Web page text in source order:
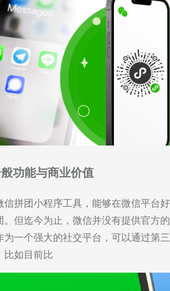
功能与商业价值
拼团小程序工具，能够在微信平台好
但迄今为止，微信并没有提供官方的
一个强大的社交平台，可以通过第三
比如目前比